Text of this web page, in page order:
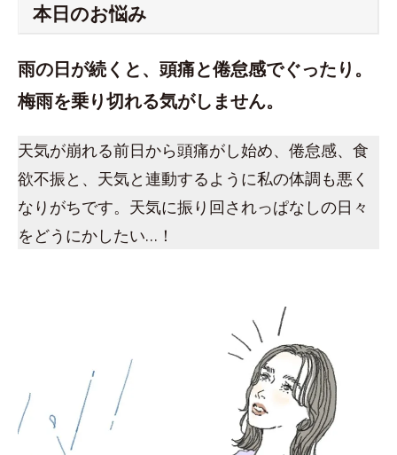
本日のお悩み
雨の日が続くと、頭痛と倦怠感でぐったり。
梅雨を乗り切れる気がしません。
天気が崩れる前日から頭痛がし始め、倦怠感、食
欲不振と、天気と連動するように私の体調も悪く
なりがちです。天気に振り回されっぱなしの日々
をどうにかしたい…！